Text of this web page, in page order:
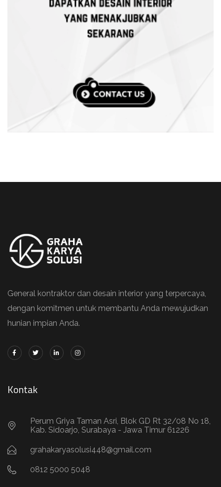
General kontraktor dan desain interior yang terpercaya,
dengan komitmen untuk membantu Anda mewujudkan
hunian impian Anda.
Kontak
Perum Griya Taman Asri, Blok GD Rt 32/08 No 18,
Kab. Sidoarjo, Surabaya - Jawa Timur 61226
grahakaryasolusi448@gmail.com
0812 5000 5048